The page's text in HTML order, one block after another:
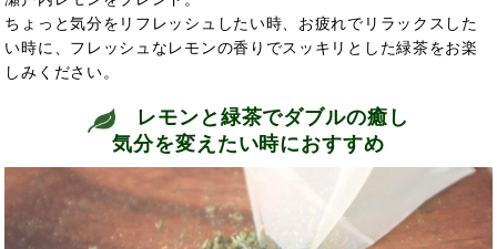
ちょっと気分をリフレッシュしたい時、お疲れでリラックスした
い時に、フレッシュなレモンの香りでスッキリとした緑茶をお楽
しみください。
レモンと緑茶でダブルの癒し
気分を変えたい時におすすめ